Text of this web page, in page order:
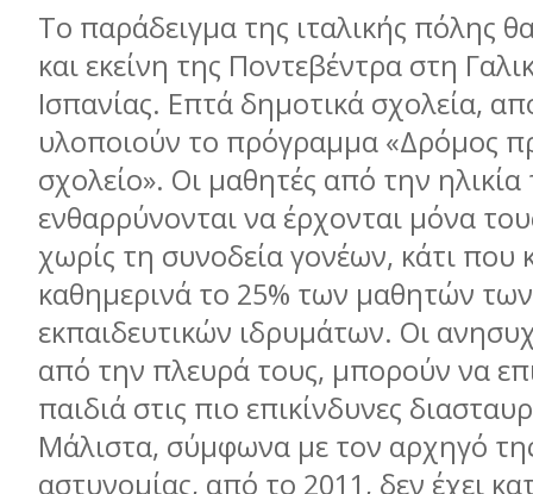
Το παράδειγμα της ιταλικής πόλης
και εκείνη της Ποντεβέντρα στη
Ισπανίας. Επτά δημοτικά σχολεία,
υλοποιούν το πρόγραμμα «Δρόμος
σχολείο». Οι μαθητές από την ηλικία
ενθαρρύνονται να έρχονται μόνα
χωρίς τη συνοδεία γονέων, κάτι που
καθημερινά το 25% των μαθητών
εκπαιδευτικών ιδρυμάτων. Οι
από την πλευρά τους, μπορούν να
παιδιά στις πιο επικίνδυνες
Μάλιστα, σύμφωνα με τον αρχηγό
αστυνομίας, από το 2011, δεν έχει